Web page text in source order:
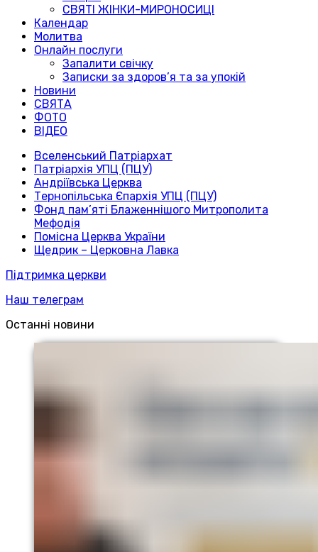
СВЯТІ ЖІНКИ-МИРОНОСИЦІ
Календар
Молитва
Онлайн послуги
Запалити свічку
Записки за здоров’я та за упокій
Новини
СВЯТА
ФОТО
ВІДЕО
Вселенський Патріархат
Патріархія УПЦ (ПЦУ)
Андріївська Церква
Тернопільська Єпархія УПЦ (ПЦУ)
Фонд пам’яті Блаженнішого Митрополита
Мефодія
Помісна Церква України
Щедрик – Церковна Лавка
Підтримка церкви
Наш телеграм
Останні новини